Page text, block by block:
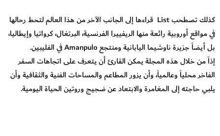
كذلك تصطحب List قراءها إلى الجانب الآخر من هذا العالم لتحط رحالها
في مواقع أوروبية رائعة منها الريفييرا الفرنسية، البرتغال، كرواتيا وإيطاليا،
بل أيضاً جزيرة ناوشيما اليابانية ومنتجع Amanpulo في الفليبين.
إذاً من خلال هذه المجلة يمكن القارئ أن يتعرف على اتجاهات السفر
الفاخر محلياً وعالمياً، وأن يزور المطاعم والمساحات الفنية والثقافية وأن
يلبي حاجته إلى المغامرة والابتعاد عن ضجيج وروتين الحياة اليومية.